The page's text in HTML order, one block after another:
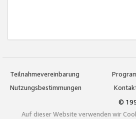
Teilnahmevereinbarung
Nutzungsbestimmungen
©
Auf dieser Website verwenden wir